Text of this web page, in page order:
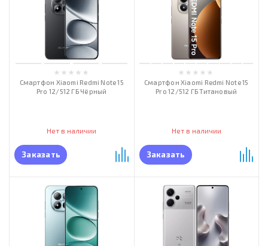
Смартфон Xiaomi Redmi Note 15
Pro 12/512 ГБ Чёрный
Нет в наличии
Заказать
Смартфон Xiaomi Redmi Note 15
Pro 12/512 ГБ Титановый
Нет в наличии
Заказать